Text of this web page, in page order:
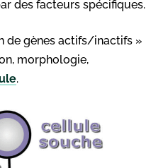
des facteurs spécifiques.
de gènes actifs/inactifs »
morphologie,
.